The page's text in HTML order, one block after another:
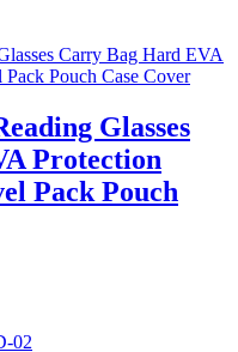
Glasses
Protection
Pack Pouch